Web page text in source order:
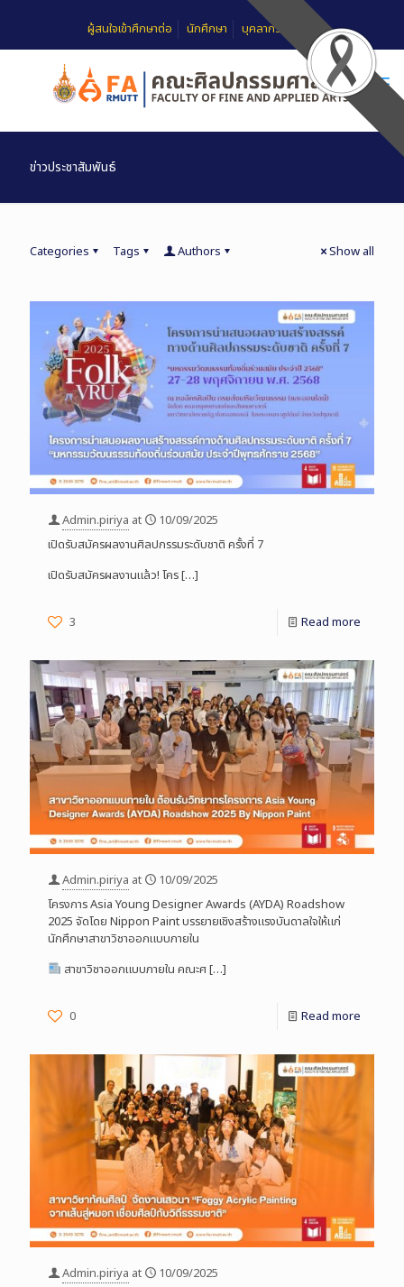
ผู้สนใจเข้าศึกษาต่อ นักศึกษา บุคลากร
ข่าวประชาสัมพันธ์
Categories Tags Authors Show all
Admin.piriya at
10/09/2025
เปิดรับสมัครผลงานศิลปกรรมระดับชาติ ครั้งที่ 7
เปิดรับสมัครผลงานแล้ว! โคร[…]
3 Read more
Admin.piriya at
10/09/2025
โครงการ Asia Young Designer Awards (AYDA) Roadshow
2025 จัดโดย Nippon Paint บรรยายเชิงสร้างแรงบันดาลใจให้แก่
นักศึกษาสาขาวิชาออกแบบภายใน
สาขาวิชาออกแบบภายใน คณะศ[…]
0 Read more
Admin.piriya at
10/09/2025